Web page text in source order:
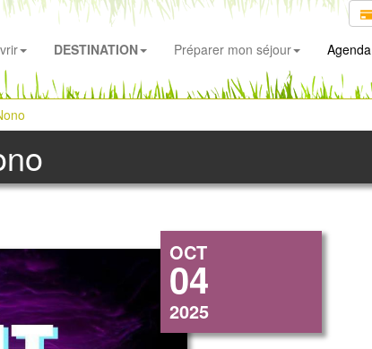
DESTINATION Préparer mon séjour Agenda
OCT
04
2025